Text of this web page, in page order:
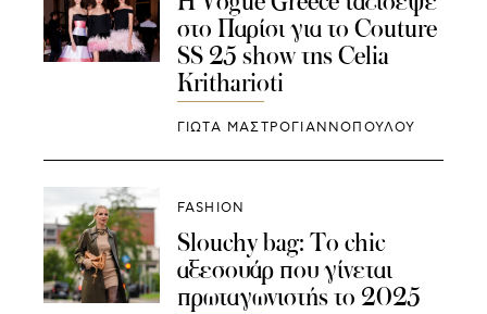
στο Παρίσι για το Couture
SS 25 show της Celia
Kritharioti
ΓΙΩΤΑ ΜΑΣΤΡΟΓΙΑΝΝΟΠΟΥΛΟΥ
FASHION
Slouchy bag: Το chic
αξεσουάρ που γίνεται
πρωταγωνιστής το 2025